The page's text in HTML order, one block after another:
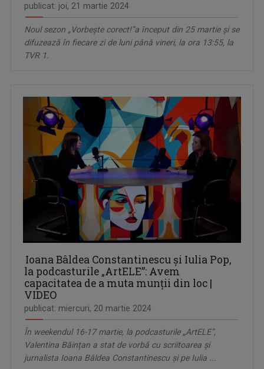
publicat: joi, 21 martie 2024
Noul sezon „Vorbește corect!”a început din 25 martie şi se
difuzează în fiecare zi de luni până vineri, la ora 13:55, la
TVR 1.
Ioana Bâldea Constantinescu și Iulia Pop,
la podcasturile „ArtELE”: Avem
capacitatea de a muta munții din loc |
VIDEO
publicat: miercuri, 20 martie 2024
În weekendul 16-17 martie, la podcasturile „ArtELE”,
Valentina Băințan a stat de vorbă cu scriitoarea și
jurnalista Ioana Bâldea Constantinescu și pe Iulia ...